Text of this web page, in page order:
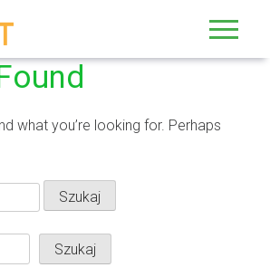
what you’re looking for. Perhaps
Szukaj